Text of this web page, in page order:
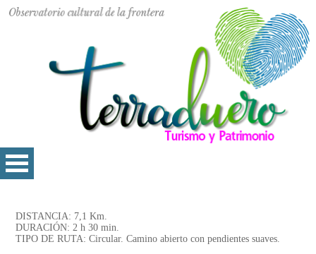
DISTANCIA: 7,1 Km.
DURACIÓN: 2 h 30 min.
TIPO DE RUTA: Circular. Camino abierto con pendientes suaves.